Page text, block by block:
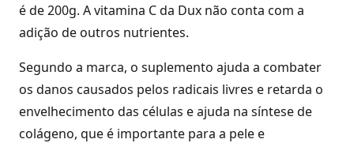
é de 200g. A vitamina C da Dux não conta com a
adição de outros nutrientes.
Segundo a marca, o suplemento ajuda a combater
os danos causados pelos radicais livres e retarda o
envelhecimento das células e ajuda na síntese de
colágeno, que é importante para a pele e